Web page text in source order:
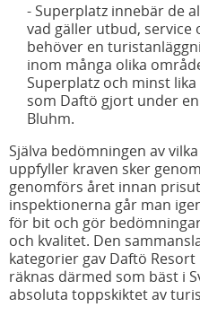
- Superplatz innebär de
vad gäller utbud, service
behöver en
inom många olika
Superplatz och minst
som Daftö gjort under
Bluhm.
Själva bedömningen av
uppfyller kraven sker
genomförs året innan
inspektionerna går man
för bit och gör
och kvalitet. Den
kategorier gav Daftö
räknas därmed som bäst i
absoluta toppskiktet av